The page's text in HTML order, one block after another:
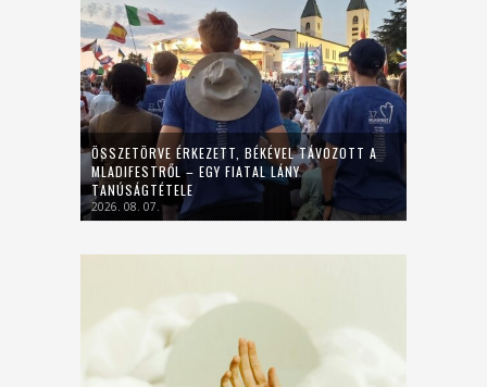
ÖSSZETÖRVE ÉRKEZETT, BÉKÉVEL TÁVOZOTT A
MLADIFESTRŐL – EGY FIATAL LÁNY
TANÚSÁGTÉTELE
2026. 08. 07.